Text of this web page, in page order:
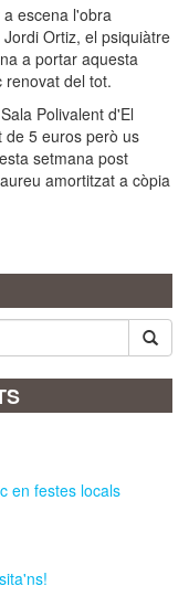
escena l'obra
Ortiz, el psiquiàtre
a portar aquesta
renovat del tot.
Polivalent d'El
de 5 euros però us
setmana post
amortitzat a còpia
en festes locals